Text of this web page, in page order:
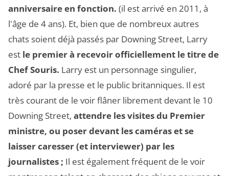
anniversaire en fonction. (il est arrivé en 2011, à
l'âge de 4 ans). Et, bien que de nombreux autres
chats soient déjà passés par Downing Street, Larry
est le premier à recevoir officiellement le titre de
Chef Souris. Larry est un personnage singulier,
adoré par la presse et le public britanniques. Il est
très courant de le voir flâner librement devant le 10
Downing Street, attendre les visites du Premier
ministre, ou poser devant les caméras et se
laisser caresser (et interviewer) par les
journalistes ; Il est également fréquent de le voir